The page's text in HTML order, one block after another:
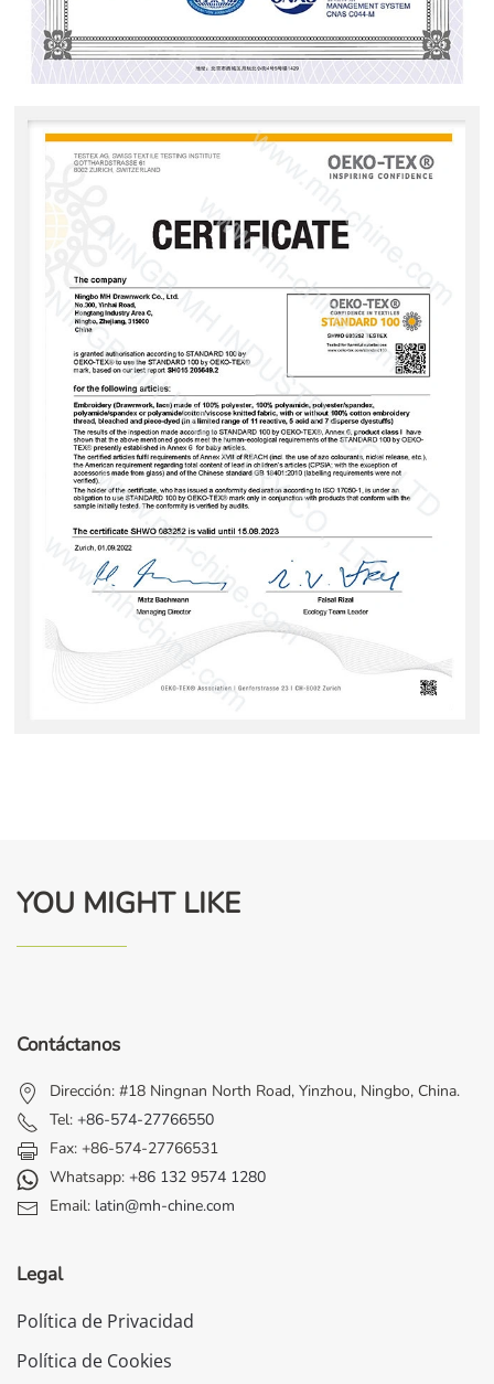
YOU MIGHT LIKE
Contáctanos
Dirección: #18 Ningnan North Road, Yinzhou, Ningbo, China.
Tel: +86-574-27766550
Fax: +86-574-27766531
Whatsapp: +86 132 9574 1280
Email: latin@mh-chine.com
Legal
Política de Privacidad
Política de Cookies